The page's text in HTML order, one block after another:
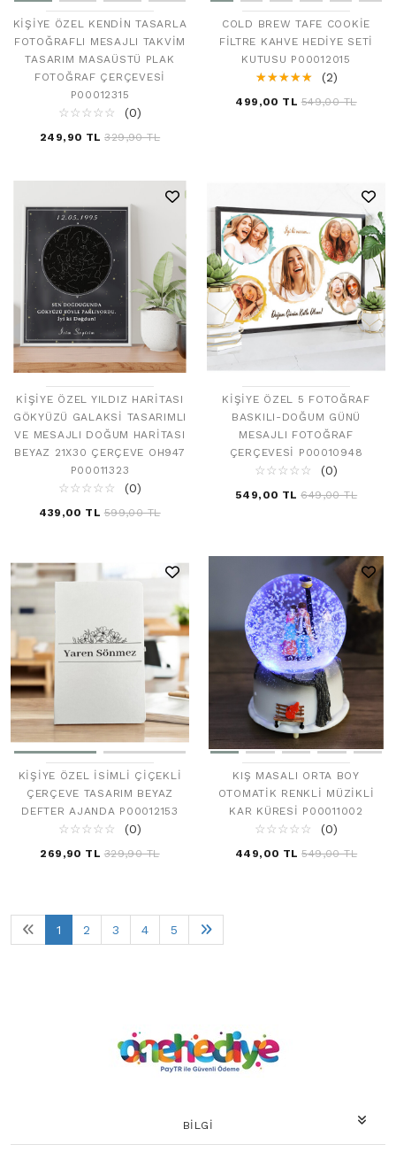
KIŞIYE ÖZEL KENDIN TASARLA
FOTOĞRAFLI MESAJLI TAKVIM
TASARIM MASAÜSTÜ PLAK
FOTOĞRAF ÇERÇEVESI
P00012315
☆ ☆ ☆ ☆ ☆
★ ★ ★ ★ ★ (0)
249,90 TL 329,90 TL
COLD BREW TAFE COOKIE
FILTRE KAHVE HEDIYE SETI
KUTUSU P00012015
☆☆☆☆☆
★★★★★ (2)
499,00 TL 549,00 TL
KIŞIYE ÖZEL YILDIZ HARITASI
GÖKYÜZÜ GALAKSI TASARIMLI
VE MESAJLI DOĞUM HARITASI
BEYAZ 21X30 ÇERÇEVE OH947
P00011323
☆ ☆ ☆ ☆ ☆
★ ★ ★ ★ ★ (0)
439,00 TL 599,00 TL
KIŞIYE ÖZEL 5 FOTOĞRAF
BASKILI-DOĞUM GÜNÜ
MESAJLI FOTOĞRAF
ÇERÇEVESI P00010948
☆ ☆ ☆ ☆ ☆
★ ★ ★ ★ ★ (0)
549,00 TL 649,00 TL
KIŞIYE ÖZEL İSIMLI ÇIÇEKLI
ÇERÇEVE TASARIM BEYAZ
DEFTER AJANDA P00012153
☆ ☆ ☆ ☆ ☆
★ ★ ★ ★ ★ (0)
269,90 TL 329,90 TL
KIŞ MASALI ORTA BOY
OTOMATIK RENKLI MÜZIKLI
KAR KÜRESI P00011002
☆ ☆ ☆ ☆ ☆
★ ★ ★ ★ ★ (0)
449,00 TL 549,00 TL
1 2 3 4 5
BILGI